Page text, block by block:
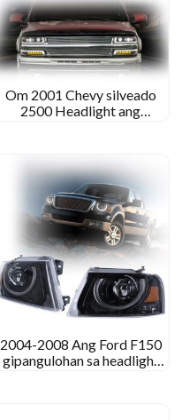
Om 2001 Chevy silveado
2500 Headlight ang
2004-2008 Ang Ford F150
gipangulohan sa headlight